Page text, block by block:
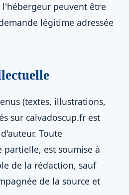
l'hébergeur peuvent être
légitime adressée
(textes, illustrations,
sur calvadoscup.fr est
Toute
est soumise à
de la rédaction, sauf
de la source et